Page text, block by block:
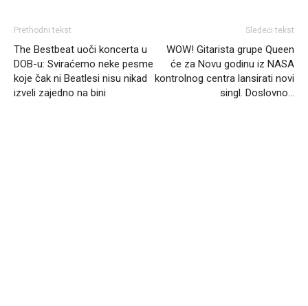
Prethodni tekst
The Bestbeat uoči koncerta u
DOB-u: Sviraćemo neke pesme
koje čak ni Beatlesi nisu nikad
izveli zajedno na bini
Sledeći tekst
WOW! Gitarista grupe Queen
će za Novu godinu iz NASA
kontrolnog centra lansirati novi
singl. Doslovno…